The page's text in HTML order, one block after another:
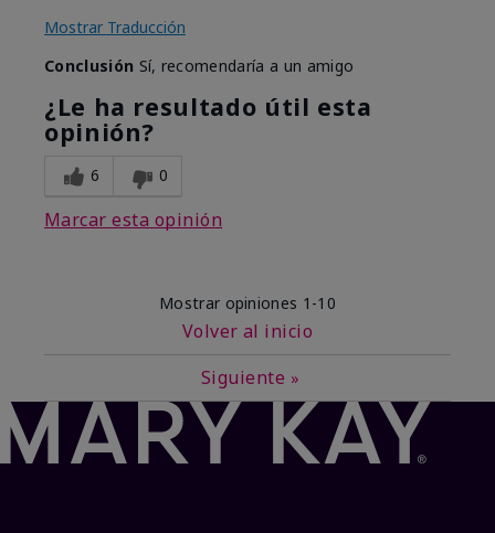
Mostrar Traducción
Conclusión Sí, recomendaría a un amigo
¿Le ha resultado útil esta
opinión?
6 0
Marcar esta opinión
Mostrar opiniones 1-10
Volver al inicio
Siguiente »